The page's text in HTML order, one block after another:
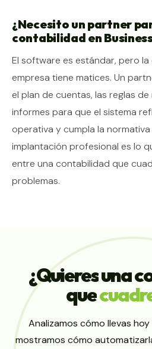
¿Necesito un partner
contabilidad en
El software es estándar, pero
empresa tiene matices. Un
el plan de cuentas, las reglas de
informes para que el sistema
operativa y cumpla la normativa
implantación profesional es lo
entre una contabilidad que
problemas.
¿Quieresuna
que
Analizamos cómo llevas
mostramos cómo